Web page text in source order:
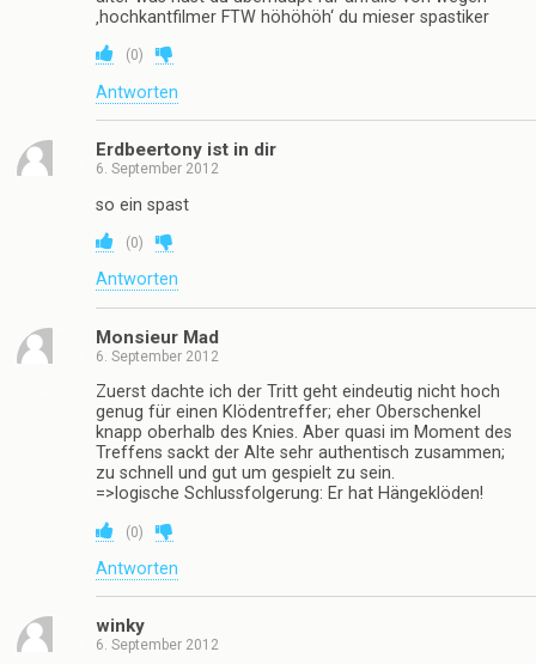
‚hochkantfilmer FTW höhöhöh‘ du mieser spastiker
(0)
Antworten
Erdbeertony ist in dir
6. September 2012
so ein spast
(0)
Antworten
Monsieur Mad
6. September 2012
Zuerst dachte ich der Tritt geht eindeutig nicht hoch
genug für einen Klödentreffer; eher Oberschenkel
knapp oberhalb des Knies. Aber quasi im Moment des
Treffens sackt der Alte sehr authentisch zusammen;
zu schnell und gut um gespielt zu sein.
=>logische Schlussfolgerung: Er hat Hängeklöden!
(0)
Antworten
winky
6. September 2012